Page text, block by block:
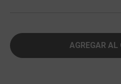
AGREGAR AL